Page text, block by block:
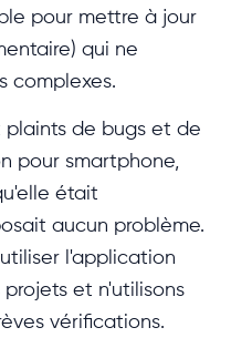
pour mettre à jour
qui ne
complexes.
plaints de bugs et de
pour smartphone,
était
aucun problème.
l'application
et n'utilisons
vérifications.